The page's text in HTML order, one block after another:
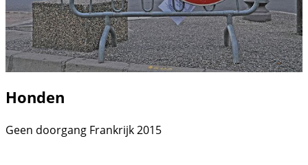
Honden
Geen doorgang Frankrijk 2015